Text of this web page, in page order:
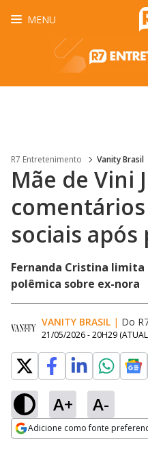
MENU
R7 Entretenimento Vanity Brasil
Mãe de Vini
sociais após
Fernanda Cristina
polêmica sobre ex-nora
VANITY BRASIL | Do
21/05/2026 - 20H29
A+ A-
Adicione como fonte